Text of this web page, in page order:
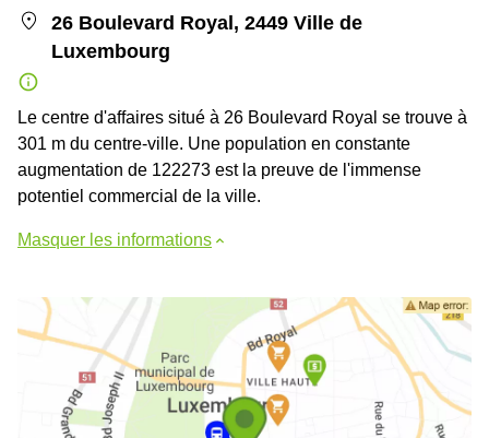
26 Boulevard Royal, 2449 Ville de
Luxembourg
Le centre d'affaires situé à 26 Boulevard Royal se trouve à
301 m du centre-ville. Une population en constante
augmentation de 122273 est la preuve de l'immense
potentiel commercial de la ville.
Masquer les informations